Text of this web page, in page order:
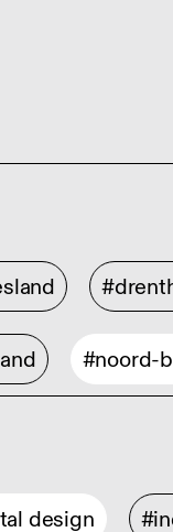
#noord-
design